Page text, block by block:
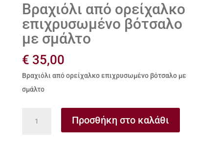
Βραχιόλι από ορείχαλκο
επιχρυσωμένο βότσαλο
με σμάλτο
€ 35,00
Βραχιόλι από ορείχαλκο επιχρυσωμένο βότσαλο με
σμάλτο
Προσθήκη στο καλάθι